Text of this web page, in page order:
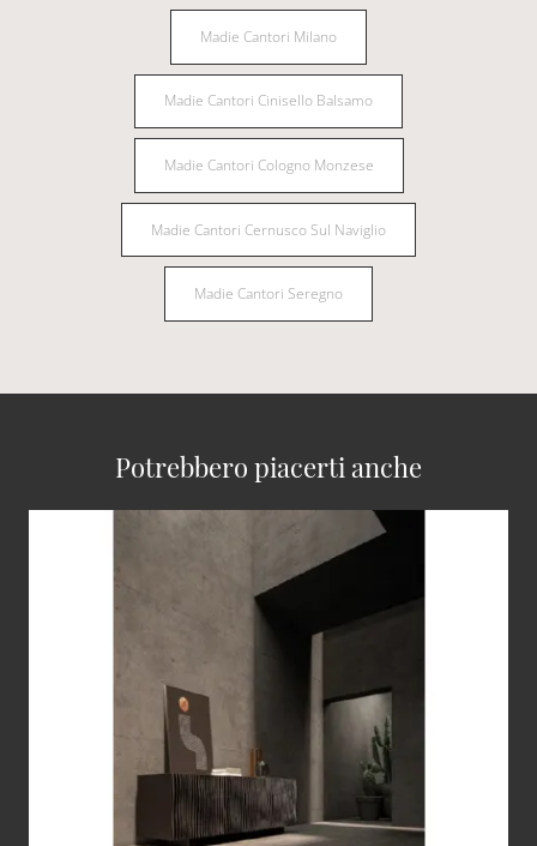
Madie Cantori Milano
Madie Cantori Cinisello Balsamo
Madie Cantori Cologno Monzese
Madie Cantori Cernusco Sul Naviglio
Madie Cantori Seregno
Potrebbero piacerti anche